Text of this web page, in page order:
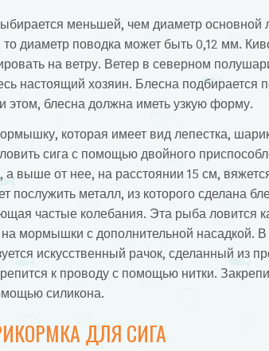
меньшей, чем диаметр основной
диаметр поводка может быть 0,12 мм.
на ветру. Ветер в северном
настоящий хозяин. Блесна подбирается
этом, блесна должна иметь узкую форму.
которая имеет вид лепестка,
сига с помощью двойного
выше от нее, на расстоянии 15 см,
металл, из которого сделана
частые колебания. Эта рыба ловится
мормышки с дополнительной насадкой. В
искусственный рачок, сделанный из
к проводу с помощью нитки.
силикона.
ДЛЯ СИГА